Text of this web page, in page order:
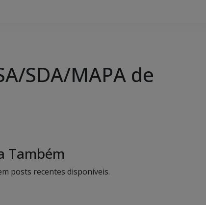
SDA/MAPA de
Também
posts recentes disponíveis.